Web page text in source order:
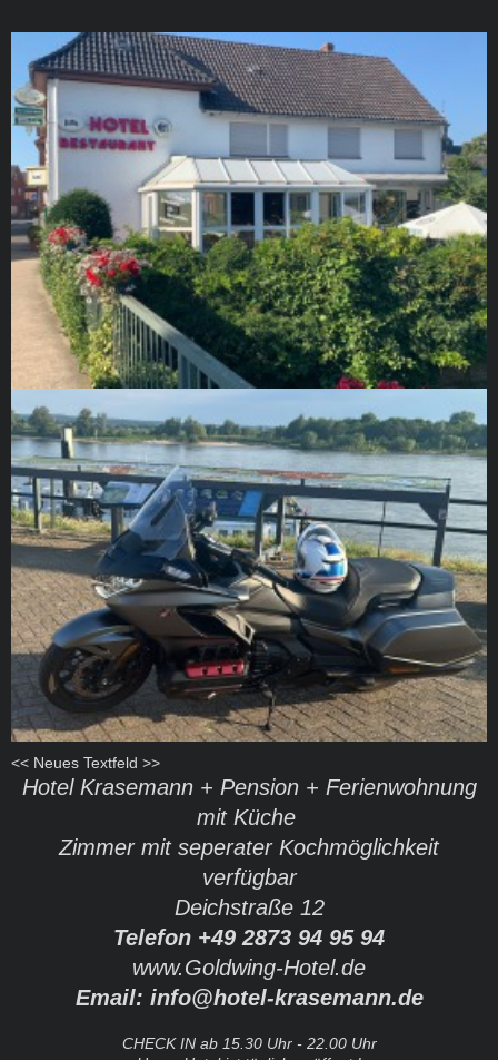
<< Neues Textfeld >>
Hotel Krasemann + Pension + Ferienwohnung
mit Küche
Zimmer mit seperater Kochmöglichkeit
verfügbar
Deichstraße 12
Telefon +49 2873 94 95 94
www.Goldwing-Hotel.de
Email: info@hotel-krasemann.de
CHECK IN ab 15.30 Uhr - 22.00 Uhr